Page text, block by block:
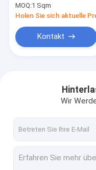
MOQ:1 Sqm
Holen Sie sich aktuelle
Kontakt
Wir